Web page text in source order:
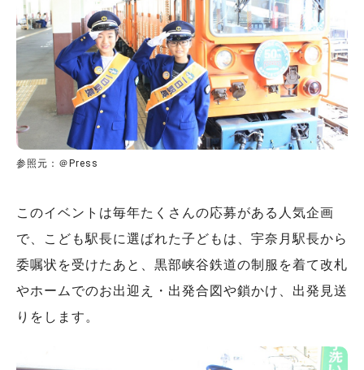
参照元：＠Press
このイベントは毎年たくさんの応募がある人気企画
で、こども駅長に選ばれた子どもは、宇奈月駅長から
委嘱状を受けたあと、黒部峡谷鉄道の制服を着て改札
やホームでのお出迎え・出発合図や鎖かけ、出発見送
りをします。